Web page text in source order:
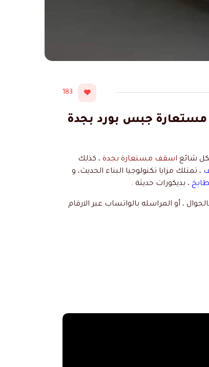
183
جده – اسقف مستعارة جبس بورد بجدة
شائع اسقف مستعارة بجدة ، كذلك
، تمتلك مزايا تكنولوجيا البناء الحديث، و
، بديكورات حديثة .
، أو المراسله بالواتساب عبر الارقام